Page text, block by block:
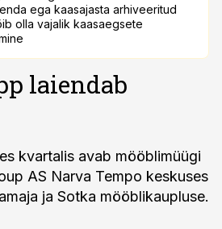
ega kaasajasta arhiveeritud
olla vajalik kaasaegsete
laiendab
kvartalis avab mööblimüügi
AS Narva Tempo keskuses
ja Sotka mööblikaupluse.